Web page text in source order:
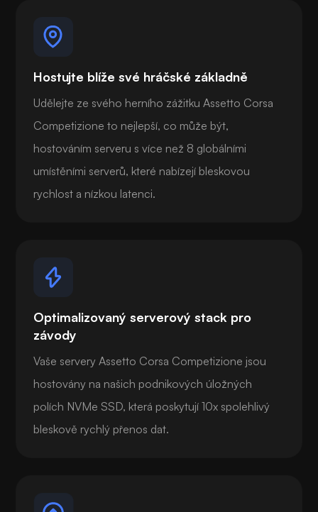
Hostujte blíže své hráčské základně
Udělejte ze svého herního zážitku Assetto Corsa
Competizione to nejlepší, co může být,
hostováním serveru s více než 8 globálními
umístěními serverů, které nabízejí bleskovou
rychlost a nízkou latenci.
Optimalizovaný serverový stack pro
závody
Vaše servery Assetto Corsa Competizione jsou
hostovány na našich podnikových úložných
polích NVMe SSD, která poskytují 10x spolehlivý
bleskově rychlý přenos dat.